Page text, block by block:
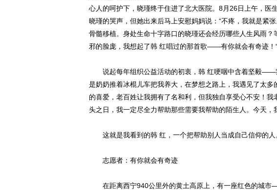
心人的呵护下，晓瑾终于住进了北大医院。8月26日上午，医
晓瑾的哭声，但她出来后马上安慰妈妈说：“不疼，我就是紧
骨髓移植。身处生命十字路口的晓瑾还会经历哪些人生风雨
邪的脸庞，我想起了韩 红唱过的那首歌——有你就会有奇迹！
说起每年组织公益活动的初衷，韩 红哽咽中含着坚毅——
是奶奶推着冰棍儿车把我养大，在梦想之路上，我遇见了太
的喜爱，老百姓让我拥有了名和利，但我独自享受心不安！
头之日，我一定尽全力帮助那些需要我帮助的陌生人。今天，
这就是我看到的韩 红，一个把帮助别人当成自己信仰的人
志愿者：有你就会有奇迹
在距离西宁940公里外的黄土高原上，有一座红色的城市